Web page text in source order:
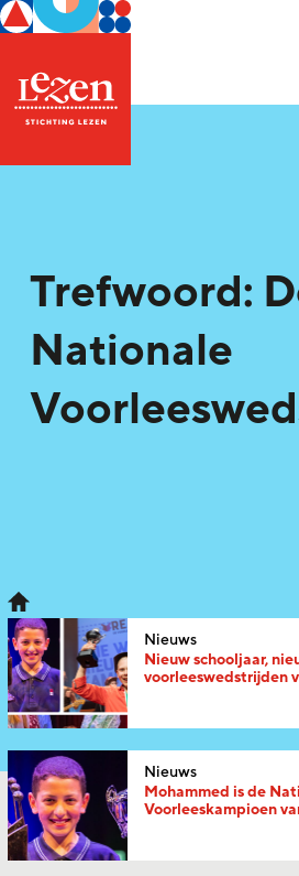
Trefwoord:
Nationale
Nieuws
Nieuw schooljaar,
voorleeswedstrijden
Nieuws
Mohammed is de
Voorleeskampioen